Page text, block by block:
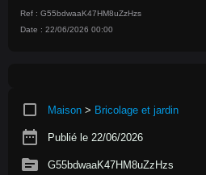
Ref : G55bdwaaK47HM8uZzHzs
Date : 22/06/2026 00:00
crop_square Maison > Bricolage et jardin
date_range Publié le 22/06/2026
source G55bdwaaK47HM8uZzHzs